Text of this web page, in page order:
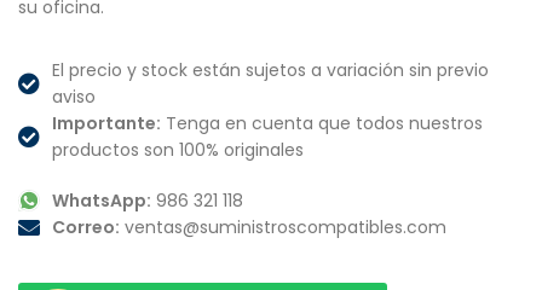
su oficina.
El precio y stock están sujetos a variación sin previo
aviso
Importante: Tenga en cuenta que todos nuestros
productos son 100% originales
WhatsApp: 986 321 118
Correo: ventas@suministroscompatibles.com